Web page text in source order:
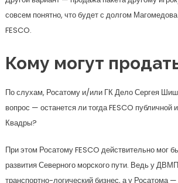
совсем понятно, что будет с долгом Магомедова
FESCO.
Кому могут
По слухам, Росатому и/или ГК Дело Сергея
вопрос — останется ли тогда FESCO публичной
Квадры?
При этом Росатому FESCO действительно мог
развития Северного морского пути. Ведь у
транспортно-логический бизнес, а у Росатома